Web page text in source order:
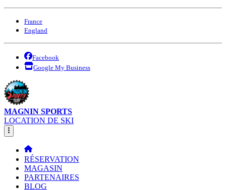
France
England
Facebook
Google My Business
MAGNIN SPORTS
LOCATION DE SKI
RÉSERVATION
MAGASIN
PARTENAIRES
BLOG